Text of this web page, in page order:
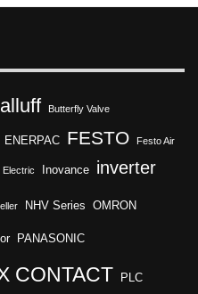
Butterfly Valve
ENERPAC FESTO Festo Air
Electric Inovance inverter
NHV Series OMRON
PANASONIC
CONTACT PLC